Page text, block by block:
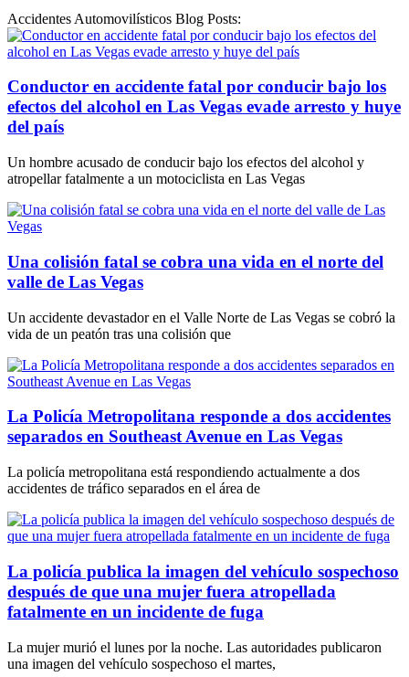
Accidentes Automovilísticos Blog Posts:
Conductor en accidente fatal por conducir bajo los
efectos del alcohol en Las Vegas evade arresto y huye
del país
Un hombre acusado de conducir bajo los efectos del alcohol y
atropellar fatalmente a un motociclista en Las Vegas
Una colisión fatal se cobra una vida en el norte del
valle de Las Vegas
Un accidente devastador en el Valle Norte de Las Vegas se cobró la
vida de un peatón tras una colisión que
La Policía Metropolitana responde a dos accidentes
separados en Southeast Avenue en Las Vegas
La policía metropolitana está respondiendo actualmente a dos
accidentes de tráfico separados en el área de
La policía publica la imagen del vehículo sospechoso
después de que una mujer fuera atropellada
fatalmente en un incidente de fuga
La mujer murió el lunes por la noche. Las autoridades publicaron
una imagen del vehículo sospechoso el martes,